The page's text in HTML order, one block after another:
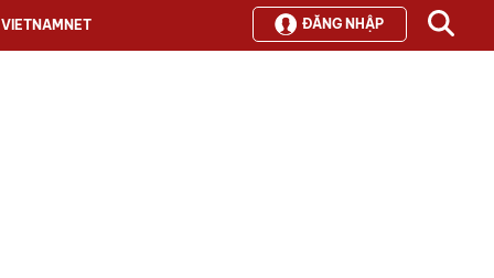
VIETNAMNET ĐĂNG NHẬP